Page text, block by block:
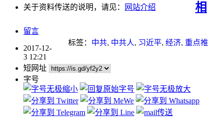
关于资料传送的说明，请见：
网站介绍
相
留言
标签： 中共, 中共人, 习近平, 经济, 重点推
2017-12-
3 12:21
短网址
字号